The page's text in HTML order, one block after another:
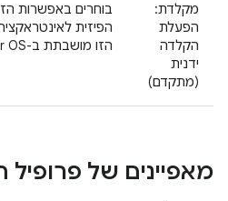
מקלדת:
הפעלת
הקלדה
ידנית
(מתקדם)
בוחרים באפשרות
הפיזית
הזו מושבתת ב-Wear OS וב-Android TV.
מאפיינים של פרופיל